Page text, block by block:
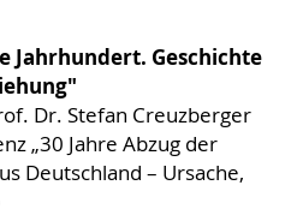
Jahrhundert. Geschichte
Dr. Stefan Creuzberger
„30 Jahre Abzug der
Deutschland – Ursache,